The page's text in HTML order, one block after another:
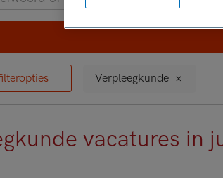
Verpleegkunde
vacatures in